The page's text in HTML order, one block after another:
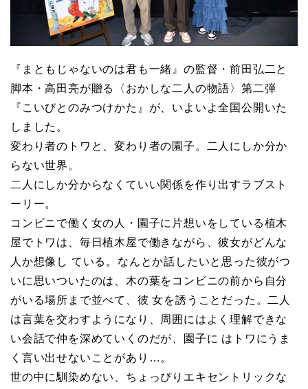
『まともじゃないのは君も一緒』の監督・前田弘二と
脚本・高田亮が贈る〈おかしな二人の物語〉第二弾
『こいびとのみつけかた』が、いよいよ全国公開いた
しました。
変わり者のトワと、変わり者の園子。二人にしか分か
らない世界。
二人にしか分からなくていい関係を作り出すラブスト
ーリー。
コンビニで働く女の人・園子に片想いをしている植木
屋でトワは、毎日植木屋で働きながら、彼女がどんな
人か想像し ている。なんとか話したいと思った彼がつ
いに思いついたのは、木の葉をコンビニの前から自分
がいる場所まで並べて、彼 女を誘うことだった。二人
は言葉を交わすようになり、周囲にはよく理解できな
い会話で仲を深めていくのだが、園子に はトワにうま
く言い出せないことがあり…。
世の中に馴染めない、ちょっぴりエキセントリックな